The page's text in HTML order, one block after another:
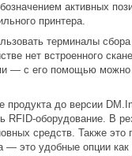
активных
принтера.
терминалы
нет встроенного
— с его помощью можно
до версии
оборудование. В
средств. Также это
— это удобные опции